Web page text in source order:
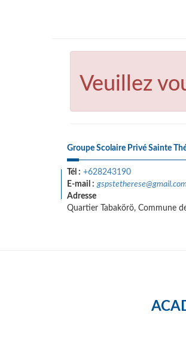
Veuillez
Groupe Scolaire Privé Sainte
Tél : +628243190
E-mail :
Adresse
Quartier Tabakörö, Commune